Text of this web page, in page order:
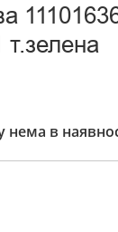
в